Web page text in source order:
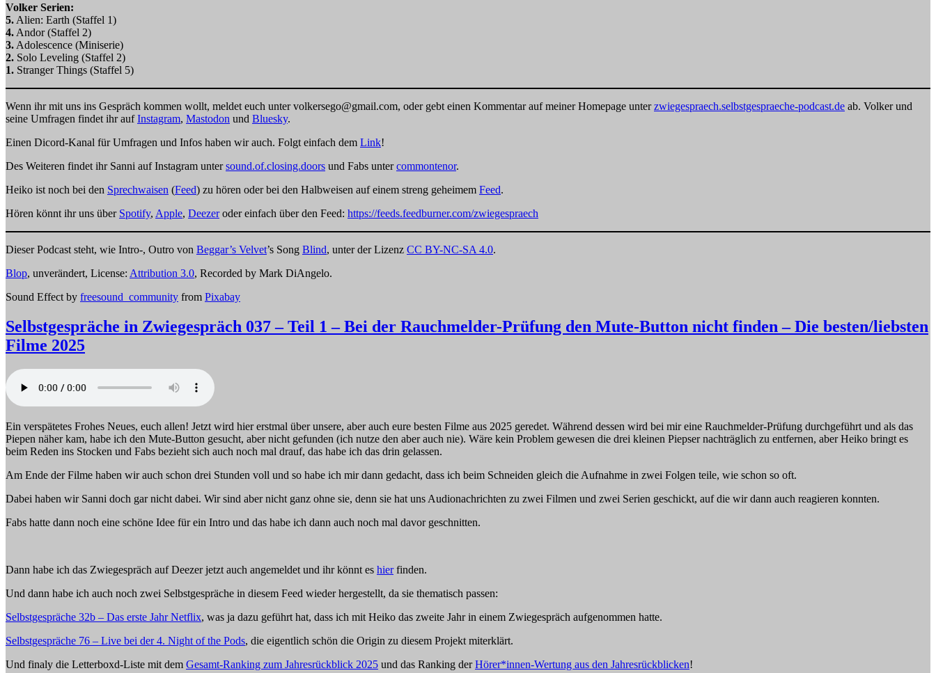
Volker Serien:
5. Alien: Earth (Staffel 1)
4. Andor (Staffel 2)
3. Adolescence (Miniserie)
2. Solo Leveling (Staffel 2)
1. Stranger Things (Staffel 5)
Wenn ihr mit uns ins Gespräch kommen wollt, meldet euch unter volkersego@gmail.com, oder gebt einen Kommentar auf meiner Homepage unterzwiegespraech.selbstgespraeche-podcast.de ab. Volker und
seine Umfragen findet ihr aufInstagram, Mastodon und Bluesky.
Einen Dicord-Kanal für Umfragen und Infos haben wir auch. Folgt einfach dem Link!
Des Weiteren findet ihr Sanni auf Instagram untersound.of.closing.doors und Fabs untercommontenor.
Heiko ist noch bei den Sprechwaisen (Feed) zu hören oder bei den Halbweisen auf einem streng geheimem Feed.
Hören könnt ihr uns über Spotify, Apple, Deezeroder einfach über den Feed: https://feeds.feedburner.com/zwiegespraech
Dieser Podcast steht, wie Intro-, Outro von Beggar’s Velvet’s Song Blind, unter der Lizenz CC BY-NC-SA 4.0.
Blop, unverändert, License: Attribution 3.0, Recorded by Mark DiAngelo.
Sound Effect by freesound_community from Pixabay
Selbstgespräche in Zwiegespräch 037 – Teil 1 – Bei der Rauchmelder-Prüfung den Mute-Button nicht finden – Die besten/liebsten
Filme 2025
Ein verspätetes Frohes Neues, euch allen! Jetzt wird hier erstmal über unsere, aber auch eure besten Filme aus 2025 geredet. Während dessen wird bei mir eine Rauchmelder-Prüfung durchgeführt und als das
Piepen näher kam, habe ich den Mute-Button gesucht, aber nicht gefunden (ich nutze den aber auch nie). Wäre kein Problem gewesen die drei kleinen Piepser nachträglich zu entfernen, aber Heiko bringt es
beim Reden ins Stocken und Fabs bezieht sich auch noch mal drauf, das habe ich das drin gelassen.
Am Ende der Filme haben wir auch schon drei Stunden voll und so habe ich mir dann gedacht, dass ich beim Schneiden gleich die Aufnahme in zwei Folgen teile, wie schon so oft.
Dabei haben wir Sanni doch gar nicht dabei. Wir sind aber nicht ganz ohne sie, denn sie hat uns Audionachrichten zu zwei Filmen und zwei Serien geschickt, auf die wir dann auch reagieren konnten.
Fabs hatte dann noch eine schöne Idee für ein Intro und das habe ich dann auch noch mal davor geschnitten.
Dann habe ich das Zwiegespräch auf Deezer jetzt auch angemeldet und ihr könnt es hierfinden.
Und dann habe ich auch noch zwei Selbstgespräche in diesem Feed wieder hergestellt, da sie thematisch passen:
Selbstgespräche 32b – Das erste Jahr Netflix, was ja dazu geführt hat, dass ich mit Heiko das zweite Jahr in einem Zwiegespräch aufgenommen hatte.
Selbstgespräche 76 – Live bei der 4. Night of the Pods, die eigentlich schön die Origin zu diesem Projekt miterklärt.
Und finaly die Letterboxd-Liste mit dem Gesamt-Ranking zum Jahresrückblick 2025 und das Ranking derHörer*innen-Wertung aus den Jahresrückblicken!